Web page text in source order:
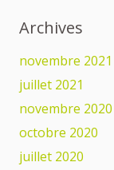
Archives
novembre 2021
juillet 2021
novembre 2020
octobre 2020
juillet 2020